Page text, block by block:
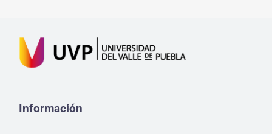
Información